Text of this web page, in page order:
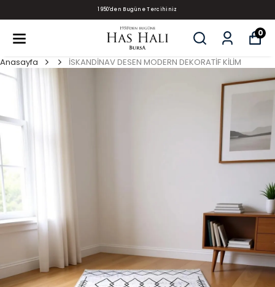
1950'den Bugüne Tercihiniz
0
Anasayfa İSKANDİNAV DESEN MODERN DEKORATİF KİLİM